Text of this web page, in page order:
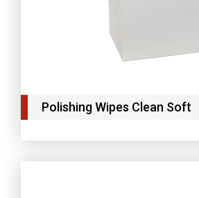
Polishing Wipes Clean Soft